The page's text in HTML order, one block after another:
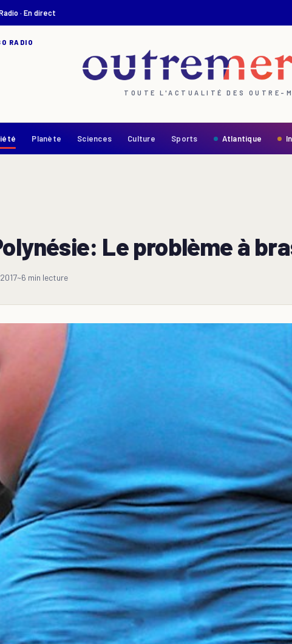
· En direct
RADIO
TOUTE L'ACTUALITÉ DES OUTRE-
Planète Sciences Culture Sports Atlantique
Le problème à
~6 min lecture